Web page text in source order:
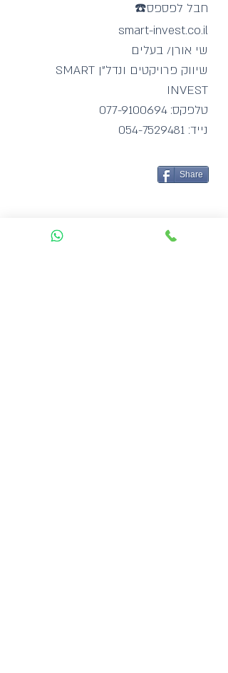
חבל לפספס☎️
smart-invest.co.il
שי אורן/ בעלים
שיווק פרויקטים ונדל"ן SMART
INVEST
טלפקס:077-9100694
נייד: 054-7529481
Share